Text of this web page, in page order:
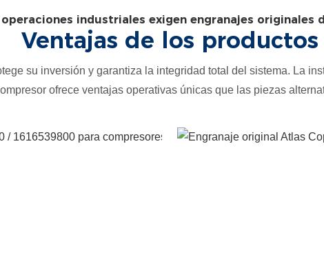
industriales exigen engranajes originales
Ventajas de los productos
su inversión y garantiza la integridad total del sistema. La
ofrece ventajas operativas únicas que las piezas